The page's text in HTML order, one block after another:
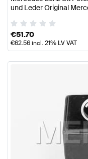
und Leder Original
€51.70
€62.56incl. 21% LV VAT